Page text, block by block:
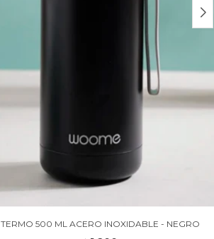
TERMO 500 ML ACERO INOXIDABLE - NEGRO